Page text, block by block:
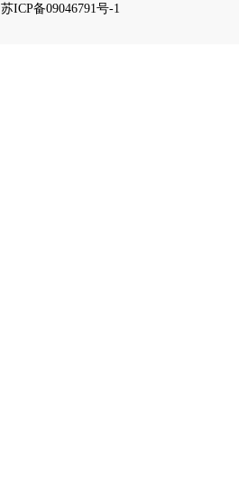
苏ICP备09046791号-1